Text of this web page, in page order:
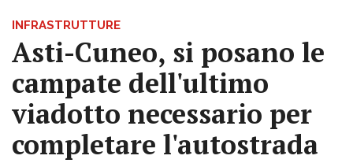
INFRASTRUTTURE
Asti-Cuneo, si posano le
campate dell'ultimo
viadotto necessario per
completare l'autostrada